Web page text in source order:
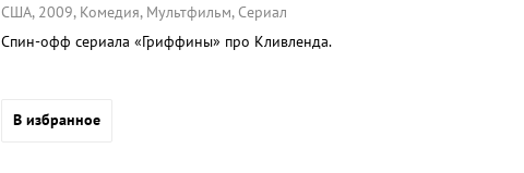
США, 2009, Комедия, Мультфильм, Сериал
Спин-офф сериала «Гриффины» про Кливленда.
В избранное